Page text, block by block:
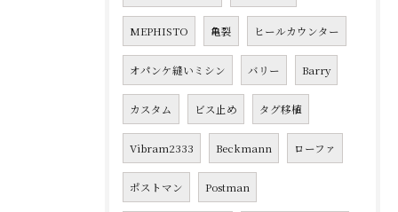
MEPHISTO 亀裂 ヒールカウンター
オパンケ縫いミシン バリー Barry
カスタム ビス止め タグ移植
Vibram2333 Beckmann ローファ
ポストマン Postman